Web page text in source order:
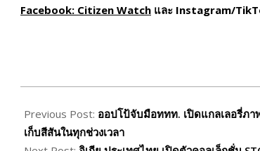
Facebook: Citizen Watch และ Instagram/
04-
17
Previous Post: ออปโป้จับมือททท. เปิดแกลเลอรี่ภา
เก็บสีสันในทุกช่วงเวลา